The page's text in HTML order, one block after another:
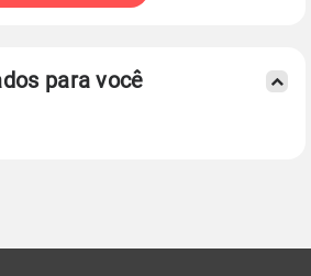
para você